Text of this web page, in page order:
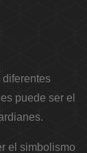
diferentes
puede ser el
el simbolismo